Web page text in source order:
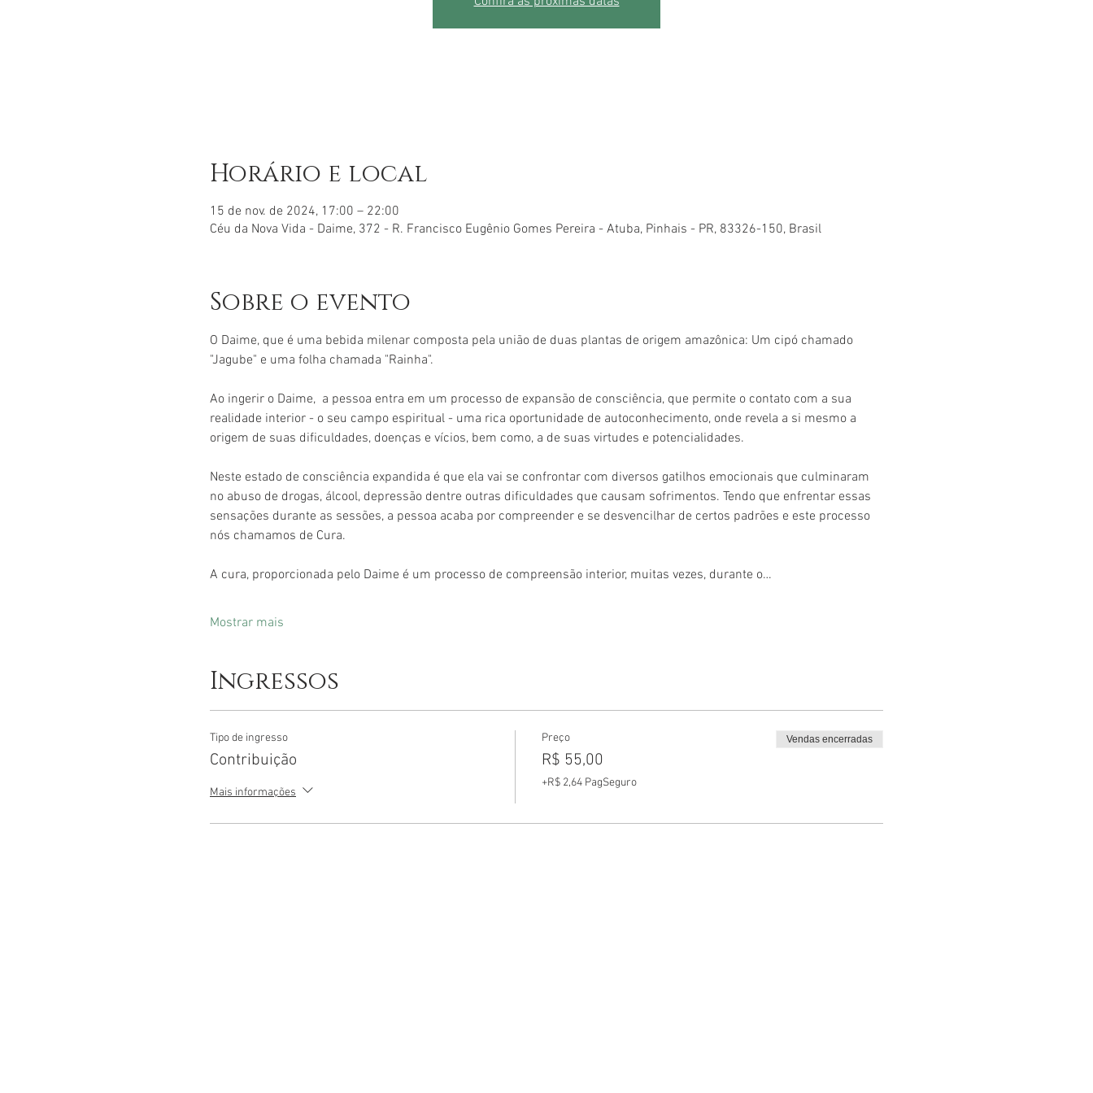
Horário e local
15 de nov. de 2024, 17:00 – 22:00
Céu da Nova Vida - Daime, 372 - R. Francisco Eugênio Gomes Pereira - Atuba, Pinhais - PR, 83326-150, Brasil
Sobre o evento
O Daime, que é uma bebida milenar composta pela união de duas plantas de origem amazônica: Um cipó chamado
"Jagube" e uma folha chamada "Rainha".
Ao ingerir o Daime,  a pessoa entra em um processo de expansão de consciência, que permite o contato com a sua
realidade interior - o seu campo espiritual - uma rica oportunidade de autoconhecimento, onde revela a si mesmo a
origem de suas dificuldades, doenças e vícios, bem como, a de suas virtudes e potencialidades.
Neste estado de consciência expandida é que ela vai se confrontar com diversos gatilhos emocionais que culminaram
no abuso de drogas, álcool, depressão dentre outras dificuldades que causam sofrimentos. Tendo que enfrentar essas
sensações durante as sessões, a pessoa acaba por compreender e se desvencilhar de certos padrões e este processo
nós chamamos de Cura.
A cura, proporcionada pelo Daime é um processo de compreensão interior, muitas vezes, durante o…
Mostrar mais
Ingressos
Tipo de ingresso
Contribuição
Mais informações
Preço
R$ 55,00
+R$ 2,64 PagSeguro
Vendas encerradas